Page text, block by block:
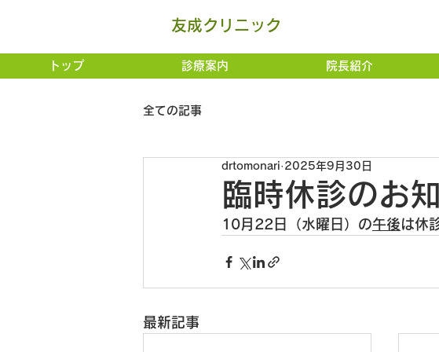
友成クリニック
トップ 診療案内 院長紹介
全ての記事
臨時休診のお
drtomonari 2025年9月30日
10月22日（水曜日）の午後は休
最新記事